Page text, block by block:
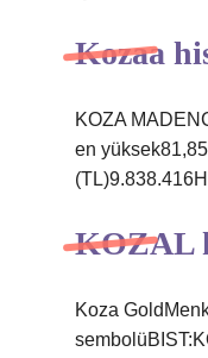
Kozaa
KOZA
en
KOZAL
Koza